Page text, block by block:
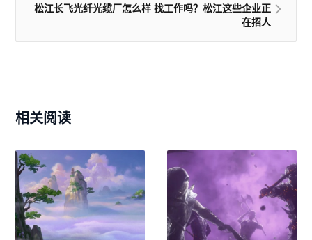
松江长飞光纤光缆厂怎么样 找工作吗？松江这些企业正
在招人
相关阅读